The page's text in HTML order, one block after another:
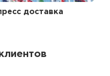
доставка